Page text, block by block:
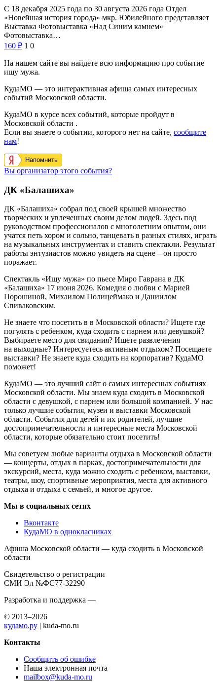
С 18 декабря 2025 года по 30 августа 2026 года Отдел
«Новейшая история города» мкр. Юбилейного представляет
Выставка Фотовыставка «Над Синим камнем»
Фотовыставка…
160 ₽ 1 0
На нашем сайте вы найдете всю информацию про событие
ищу мужа.
КудаМО — это интерактивная афиша самых интересных
событий Московской области.
КудаМО в курсе всех событий, которые пройдут в
Московской области .
Если вы знаете о событии, которого нет на сайте, сообщите
нам!
Напомнить
Вы организатор этого события?
ДК «Балашиха»
ДК «Балашиха» собрал под своей крышей множество
творческих и увлеченных своим делом людей. Здесь под
руководством профессионалов с многолетним опытом, они
учатся петь хором и сольно, танцевать в разных стилях, играть
на музыкальных инструментах и ставить спектакли. Результат
работы энтузиастов можно увидеть на сцене – он просто
поражает.
Спектакль «Ищу мужа» по пьесе Миро Гаврана в ДК
«Балашиха» 17 июня 2026. Комедия о любви с Марией
Порошиной, Михаилом Полицеймако и Даниилом
Спиваковским.
Не знаете что посетить в в Московской области? Ищете где
погулять с ребенком, куда сходить с парнем или девушкой?
Выбираете место для свидания? Ищете развлечения
на выходные? Интересуетесь активным отдыхом? Посещаете
выставки? Не знаете куда сходить на корпоратив? КудаМО
поможет!
КудаМО — это лучший сайт о самых интересных событиях
Московской области. Мы знаем куда сходить в Московской
области с девушкой, с парнем или большой компанией. У нас
только лучшие события, музеи и выставки Московской
области. События для детей и их родителей, лучшие
достопримечательности и интересные места Московской
области, которые обязательно стоит посетить!
Мы советуем любые варианты отдыха в Московской области
— концерты, отдых в парках, достопримечательности для
экскурсий, места, куда можно сходить с ребенком, выставки,
театры, шоу, спортивные мероприятия, места для активного
отдыха и отдыха с семьей, и многое другое.
Мы в социальных сетях
Вконтакте
КудаМО в однокласниках
Афиша Московской области — куда сходить в Московской
области
Свидетельство о регистрации
СМИ Эл №ФС77-32290
Разработка и поддержка —
© 2013–2026
кудамо.ру | kuda-mo.ru
Контакты
Сообщить об ошибке
Наша электронная почта
mailbox@kuda-mo.ru